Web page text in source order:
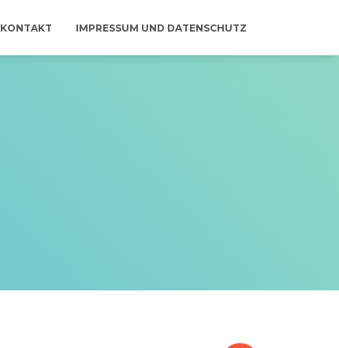
KONTAKT IMPRESSUM UND DATENSCHUTZ